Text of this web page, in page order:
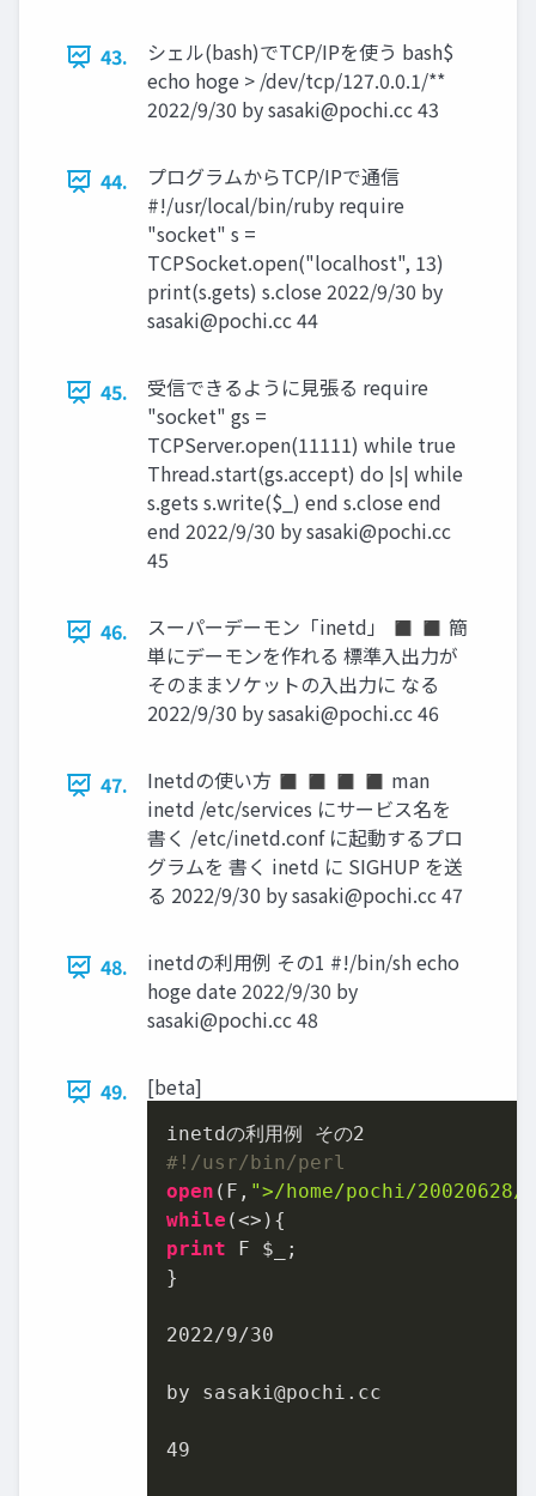
43.
シェル(bash)でTCP/IPを使う bash$
echo hoge > /dev/tcp/127.0.0.1/**
2022/9/30 bysasaki@pochi.cc43
44.
プログラムからTCP/IPで通信
#!/usr/local/bin/ruby require
"socket" s =
TCPSocket.open("localhost", 13)
print(s.gets) s.close 2022/9/30 by
sasaki@pochi.cc44
45.
受信できるように見張る require
"socket" gs =
TCPServer.open(11111) while true
Thread.start(gs.accept) do |s| while
s.gets s.write($_) end s.close end
end 2022/9/30 bysasaki@pochi.cc
45
46.
スーパーデーモン「inetd」 ◼ ◼ 簡
単にデーモンを作れる 標準入出力が
そのままソケットの入出力に なる
2022/9/30 bysasaki@pochi.cc46
47.
Inetdの使い方 ◼ ◼ ◼ ◼ man
inetd /etc/services にサービス名を
書く /etc/inetd.conf に起動するプロ
グラムを 書く inetd に SIGHUP を送
る 2022/9/30 bysasaki@pochi.cc47
48.
inetdの利用例 その1 #!/bin/sh echo
hoge date 2022/9/30 by
sasaki@pochi.cc48
49. [beta]
inetdの利用例 その2
#!/usr/bin/perl
open (F, ">/home/pochi/
while
print F $_;
}
2022/9/30
by sasaki@pochi.cc
49